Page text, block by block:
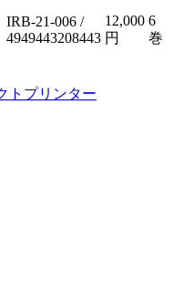
IRB-21-006 /
4949443208443
12,000
円
6
巻
トプリンター